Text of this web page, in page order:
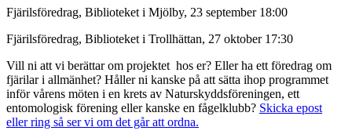
Fjärilsföredrag, Biblioteket i Mjölby, 23 september 18:00
Fjärilsföredrag, Biblioteket i Trollhättan, 27 oktober 17:30
Vill ni att vi berättar om projektet hos er? Eller ha ett föredrag om
fjärilar i allmänhet? Håller ni kanske på att sätta ihop programmet
inför vårens möten i en krets av Naturskyddsföreningen, ett
entomologisk förening eller kanske en fågelklubb? Skicka epost
eller ring så ser vi om det går att ordna.